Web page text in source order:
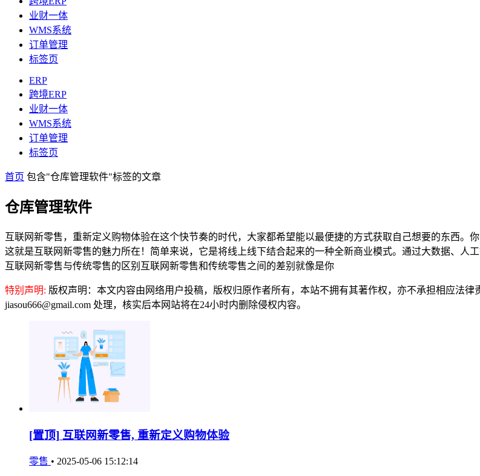
业财一体
WMS系统
订单管理
标签页
ERP
跨境ERP
业财一体
WMS系统
订单管理
标签页
首页 包含"仓库管理软件"标签的文章
仓库管理软件
互联网新零售，重新定义购物体验在这个快节奏的时代，大家都希望能以最便捷的方式获取自己想要的东西。
这就是互联网新零售的魅力所在！简单来说，它是将线上线下结合起来的一种全新商业模式。通过大数据、人
互联网新零售与传统零售的区别互联网新零售和传统零售之间的差别就像是你
特别声明: 版权声明：本文内容由网络用户投稿，版权归原作者所有，本站不拥有其著作权，亦不承担相应法
jiasou666@gmail.com 处理，核实后本网站将在24小时内删除侵权内容。
[置顶] 互联网新零售, 重新定义购物体验
零售 • 2025-05-06 15:12:14